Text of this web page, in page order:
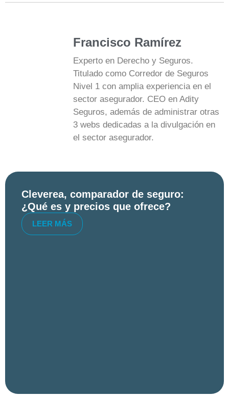
Francisco Ramírez
Experto en Derecho y Seguros.
Titulado como Corredor de Seguros
Nivel 1 con amplia experiencia en el
sector asegurador. CEO en Adity
Seguros, además de administrar otras
3 webs dedicadas a la divulgación en
el sector asegurador.
Cleverea, comparador de seguro:
¿Qué es y precios que ofrece?
LEER MÁS